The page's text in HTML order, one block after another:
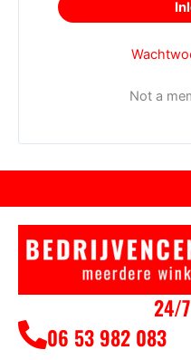
Not a
24/
06 53 982 083